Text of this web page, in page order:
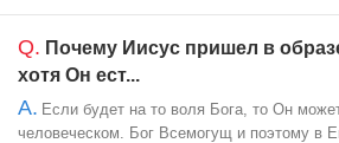
Q. Почему Иисус пришел в
хотя Он ест...
A. Если будет на то воля Бога, то Он
человеческом. Бог Всемогущ и поэтому в